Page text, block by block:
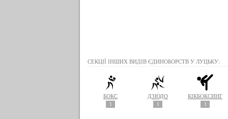
СЕКЦІЇ ІНШИХ ВИДІВ ЄДИНОБОРСТВ У ЛУЦЬКУ:
БОКС
1
ДЗЮДО
1
КІКБОКСИНГ
1